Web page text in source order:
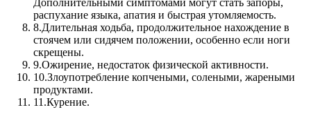
распухание языка, апатия и быстрая утомляемость.
8.Длительная ходьба, продолжительное нахождение в
стоячем или сидячем положении, особенно если ноги
скрещены.
9.Ожирение, недостаток физической активности.
10.Злоупотребление копчеными, солеными, жареными
продуктами.
11.Курение.